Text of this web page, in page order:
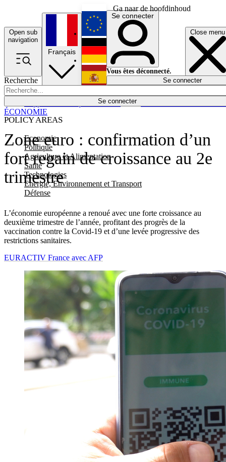
Ga naar de hoofdinhoud
Open sub
navigation
Close menu
Recherche
Se connecter
POLICY AREAS
Economie
Politique
Agriculture et Alimentation
Santé
Technologies
Energie, Environnement et Transport
Défense
Économie
Français
English
Deutsch
Español
Se connecter
Vous êtes déconnecté.
Se connecter
Zone euro : confirmation d’un
fort regain de croissance au 2e
trimestre
L’économie européenne a renoué avec une forte croissance au
deuxième trimestre de l’année, profitant des progrès de la
vaccination contre la Covid-19 et d’une levée progressive des
restrictions sanitaires.
ÉCONOMIE
EURACTIV France avec AFP